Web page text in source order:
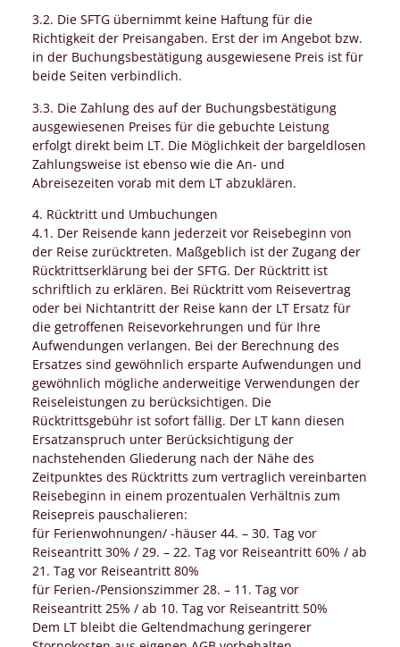
3.2. Die SFTG übernimmt keine Haftung für die
Richtigkeit der Preisangaben. Erst der im Angebot bzw.
in der Buchungsbestätigung ausgewiesene Preis ist für
beide Seiten verbindlich.
3.3. Die Zahlung des auf der Buchungsbestätigung
ausgewiesenen Preises für die gebuchte Leistung
erfolgt direkt beim LT. Die Möglichkeit der bargeldlosen
Zahlungsweise ist ebenso wie die An- und
Abreisezeiten vorab mit dem LT abzuklären.
4. Rücktritt und Umbuchungen
4.1. Der Reisende kann jederzeit vor Reisebeginn von
der Reise zurücktreten. Maßgeblich ist der Zugang der
Rücktrittserklärung bei der SFTG. Der Rücktritt ist
schriftlich zu erklären. Bei Rücktritt vom Reisevertrag
oder bei Nichtantritt der Reise kann der LT Ersatz für
die getroffenen Reisevorkehrungen und für Ihre
Aufwendungen verlangen. Bei der Berechnung des
Ersatzes sind gewöhnlich ersparte Aufwendungen und
gewöhnlich mögliche anderweitige Verwendungen der
Reiseleistungen zu berücksichtigen. Die
Rücktrittsgebühr ist sofort fällig. Der LT kann diesen
Ersatzanspruch unter Berücksichtigung der
nachstehenden Gliederung nach der Nähe des
Zeitpunktes des Rücktritts zum vertraglich vereinbarten
Reisebeginn in einem prozentualen Verhältnis zum
Reisepreis pauschalieren:
für Ferienwohnungen/ -häuser 44. – 30. Tag vor
Reiseantritt 30% / 29. – 22. Tag vor Reiseantritt 60% / ab
21. Tag vor Reiseantritt 80%
für Ferien-/Pensionszimmer 28. – 11. Tag vor
Reiseantritt 25% / ab 10. Tag vor Reiseantritt 50%
Dem LT bleibt die Geltendmachung geringerer